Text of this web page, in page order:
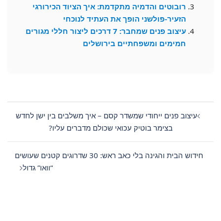
רובוטים והדמיה מתקדמת: איך הציוד הכירורגי
הזעיר-פולשני הופך את העתיד לנוכחי
עיצוב פנים שמחבר: 7 דרכים ליצור חללי מגורים
חמימים ומשפחתיים בירושלים
navigation
עיצוב פנים ייחודי שמשדר קסם – איך משלבים בין ישן לחדש
בצימר בוטיק עכואי שכולם מדברים עליו?
חידוש הבית והגינה בלי כאב ראש: 30 שדרוגים קטנים שעושים
“וואו” גדול